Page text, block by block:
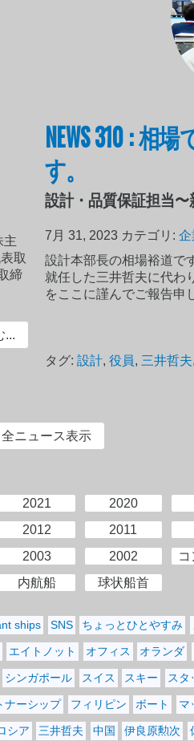
主
取
締
...
NEWS 310 : 相
す。
設計・品質保証担当
7月 31, 2023 カテゴリ: 企
設計本部長の相場裕道で
就任した三井哲夫に代わ
をここに謹んでご報告申
タグ: 設計, 役員, 三井哲夫,
全ニュース表示
2021 2020
2012 2011
2003 2002
内航船 球状船首
ships SNS ちょっとひとやすみ
エイトノット オフィス オランダ
シンガポール スイス スキー スタ
ナーシップ フィリピン ボート マ
シア 三井哲夫 中国 伊良原勲次